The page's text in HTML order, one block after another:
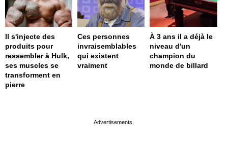
Il s'injecte des
produits pour
ressembler à Hulk,
ses muscles se
transforment en
pierre
Ces personnes
invraisemblables
qui existent
vraiment
À 3 ans il a déjà le
niveau d'un
champion du
monde de billard